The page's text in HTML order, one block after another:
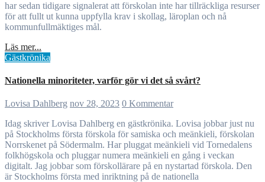
har sedan tidigare signalerat att förskolan inte har tillräckliga resurser
för att fullt ut kunna uppfylla krav i skollag, läroplan och nå
kommunfullmäktiges mål.
Läs mer...
Gästkrönika
Nationella minoriteter, varför gör vi det så svårt?
Lovisa Dahlberg nov 28, 2023 0 Kommentar
Idag skriver Lovisa Dahlberg en gästkrönika. Lovisa jobbar just nu
på Stockholms första förskola för samiska och meänkieli, förskolan
Norrskenet på Södermalm. Har pluggat meänkieli vid Tornedalens
folkhögskola och pluggar numera meänkieli en gång i veckan
digitalt. Jag jobbar som förskollärare på en nystartad förskola. Den
är Stockholms första med inriktning på de nationella